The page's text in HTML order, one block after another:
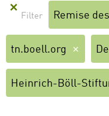
✕
Remise
tn.boell.org
Heinrich-Böll-